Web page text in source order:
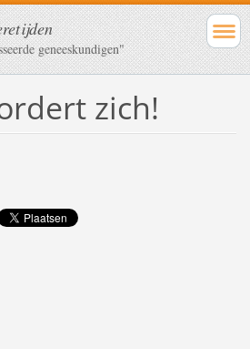
geneeskundigen"
zich!